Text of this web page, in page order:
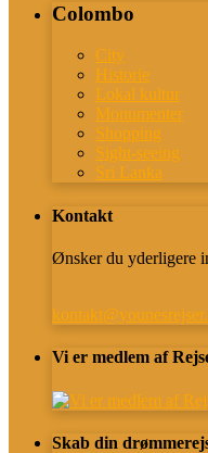
Colombo
City
Historie
Lokal kultur
Monumenter
Shopping
Sight-seeing
Sri Lanka
Kontakt
Ønsker du yderligere
Vi er medlem af
Skab din